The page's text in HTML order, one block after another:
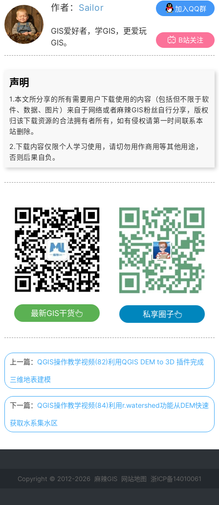
作者： Sailor
GIS爱好者，学GIS，更爱玩
GIS。
加入QQ群
B站关注
声明
1.本文所分享的所有需要用户下载使用的内容（包括但不限于软
件、数据、图片） 来自于网络或者麻辣GIS粉丝自行分享，版权
归该下载资源的合法拥有者所有，如有侵权请第一时间联系本
站删除。
2.下载内容仅限个人学习使用，请切勿用作商用等其他用途，
否则后果自负。
最新GIS干货 私享圈子
上一篇： QGIS操作教学视频(82)利用QGIS DEM to 3D 插件完成
三维地表建模
下一篇： QGIS操作教学视频(84)利用r.watershed功能从DEM快速
获取水系集水区
Copyright © 2012-2026 麻辣GIS 网站地图 浙ICP备14010061